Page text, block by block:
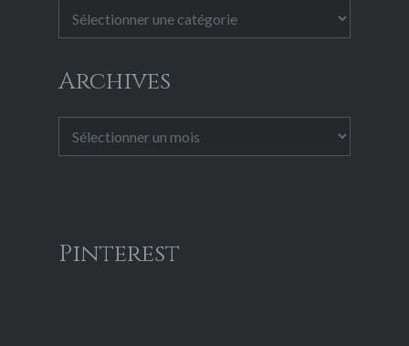
Archives
Pinterest